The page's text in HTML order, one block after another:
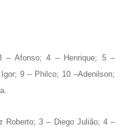
– Afonso; 4 – Henrique; 5 –
9 – Philco; 10 –Adenilson;
Roberto; 3 – Diego Julião; 4 –